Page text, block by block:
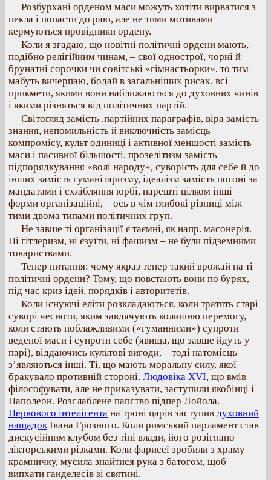
Розбурхані орденом маси можуть хотіти вирватися з
пекла і попасти до раю, але не тими мотивами
кермуються провідники ордену.
Коли я згадаю, що новітні політичні ордени мають,
подібно релігійним чинам, – свої однострої, чорні й
брунатні сорочки чи совітські «гімнастьорки», то тим
мабуть вичерпаю, бодай в загальніших рисах, всі
прикмети, якими вони наближаються до духовних чинів
і якими різняться від політичних партій.
Світогляд замість .партійних параграфів, віра замість
знання, непомильність й виключність замісць
компромісу, культ одиниці і активної меншості замість
маси і пасивної більшості, прозелітизм замість
підпорядкування «волі народу», суворість для себе й до
інших замість гуманітаризму, ідеалізм замість погоні за
мандатами і схлібляння юрбі, нарешті цілком інші
форми організаційні, – ось в чім глибокі різниці між
тими двома типами політичних груп.
Не завше ті організації є таємні, як напр. масонерія.
Ні гітлеризм, ні єзуїти, ні фашизм – не були підземними
товариствами.
Тепер питання: чому якраз тепер такий врожай на ті
політичні ордени? Тому, що повстають вони по бурях,
під час криз ідей, порядків і авторитетів.
Коли існуючі еліти розкладаються, коли тратять старі
суворі чесноти, яким завдячують колишню перемогу,
коли стають поблажливими («гуманними») супроти
веденої маси і супроти себе (явища, що завше йдуть у
парі), віддаючись культові вигоди, – тоді натомісць
з’являються інші. Ті, що мають моральну силу, якої
бракувало противній стороні. Людовіка XVI, що вмів
філософувати, але не приказувати, заступили якобінці і
Наполеон. Розслаблене папство підпер Лойола.
Нервового інтелігента на троні царів заступив духовний
нащадокІвана Грозного. Коли римський парламент став
дискусійним клубом без тіні влади, його розігнано
лікторськими різками. Коли фарисеї зробили з храму
крамничку, мусила знайтися рука з батогом, щоб
випхати ганделесів зі святині.